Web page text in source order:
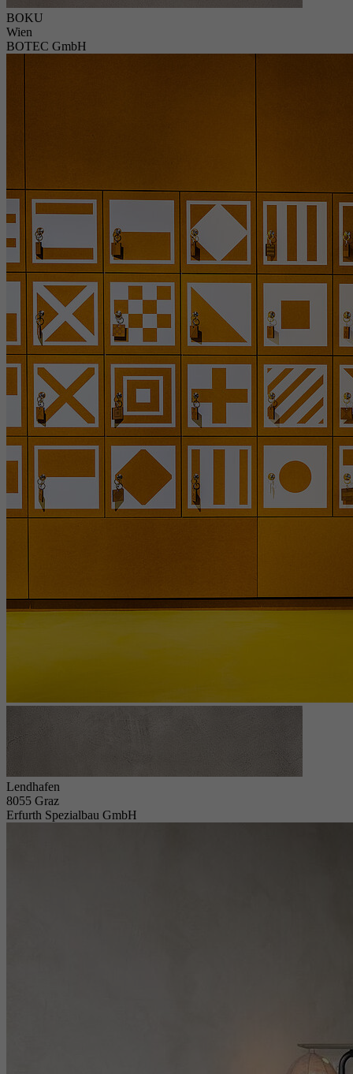
BOKU
Wien
BOTEC GmbH
Lendhafen
8055 Graz
Erfurth Spezialbau GmbH